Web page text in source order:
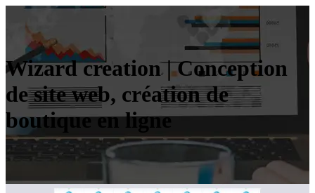
Wizard crea­tion | Conception
de site web, création de
boutique en ligne